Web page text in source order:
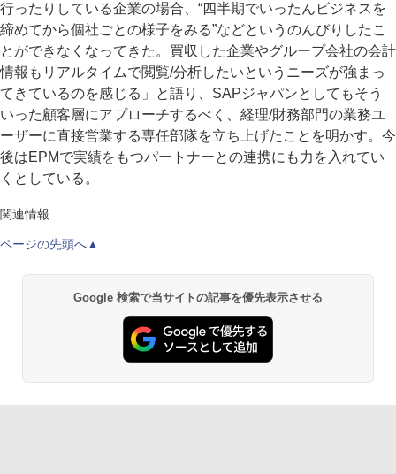
行ったりしている企業の場合、“四半期でいったんビジネスを
締めてから個社ごとの様子をみる”などというのんびりしたこ
とができなくなってきた。買収した企業やグループ会社の会計
情報もリアルタイムで閲覧/分析したいというニーズが強まっ
てきているのを感じる」と語り、SAPジャパンとしてもそう
いった顧客層にアプローチするべく、経理/財務部門の業務ユ
ーザーに直接営業する専任部隊を立ち上げたことを明かす。今
後はEPMで実績をもつパートナーとの連携にも力を入れてい
くとしている。
関連情報
ページの先頭へ▲
Google 検索で当サイトの記事を優先表示させる